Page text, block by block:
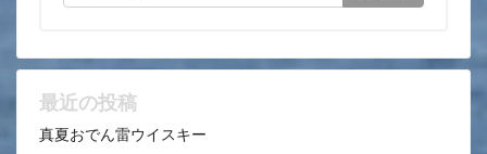
ョ
ン
最近の投稿
真夏おでん雷ウイスキー